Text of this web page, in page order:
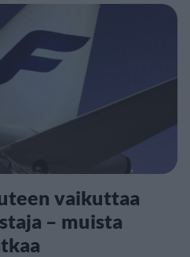
vaikuttaa
– muista